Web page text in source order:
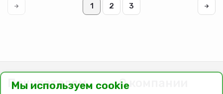
подводкой.
220мм,
карт.40мм
1 2 3
Покупателям О компании
Мы используем cookie